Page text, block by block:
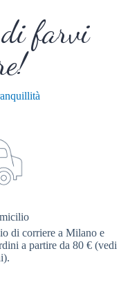
farvi
di corriere a Milano e
a partire da 80 € (vedi